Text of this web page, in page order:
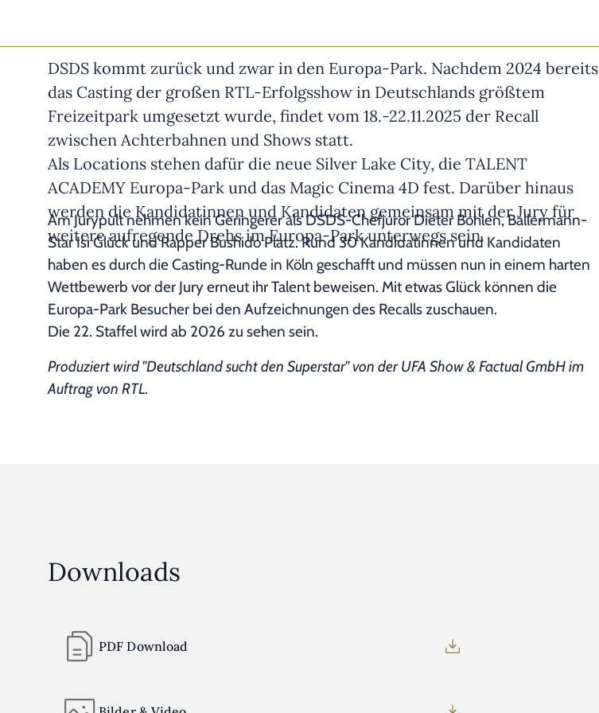
DSDS kommt zurück und zwar in den Europa-Park. Nachdem 2024 bereits
das Casting der großen RTL-Erfolgsshow in Deutschlands größtem
Freizeitpark umgesetzt wurde, findet vom 18.-22.11.2025 der Recall
zwischen Achterbahnen und Shows statt.
Als Locations stehen dafür die neue Silver Lake City, die TALENT
ACADEMY Europa-Park und das Magic Cinema 4D fest. Darüber hinaus
werden die Kandidatinnen und Kandidaten gemeinsam mit der Jury für
weitere aufregende Drehs im Europa-Park unterwegs sein.
Am Jurypult nehmen kein Geringerer als DSDS-Chefjuror Dieter Bohlen, Ballermann-
Star Isi Glück und Rapper Bushido Platz. Rund 30 Kandidatinnen und Kandidaten
haben es durch die Casting-Runde in Köln geschafft und müssen nun in einem harten
Wettbewerb vor der Jury erneut ihr Talent beweisen. Mit etwas Glück können die
Europa-Park Besucher bei den Aufzeichnungen des Recalls zuschauen.
Die 22. Staffel wird ab 2026 zu sehen sein.
Produziert wird "Deutschland sucht den Superstar" von der UFA Show & Factual GmbH im
Auftrag von RTL.
Downloads
PDF Download